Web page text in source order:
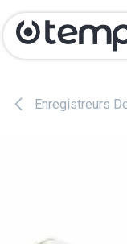
Se rendre au
Enregistreurs